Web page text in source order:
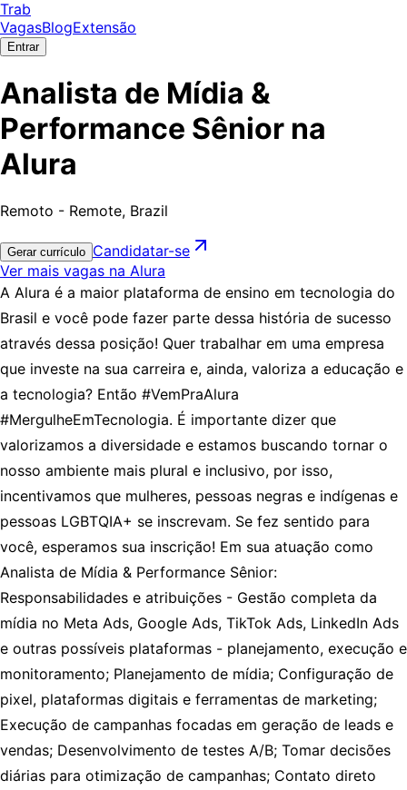
Trab
VagasBlogExtensão
Entrar
Analista de Mídia &
Performance Sênior na
Alura
Remoto - Remote, Brazil
Gerar currículo Candidatar-se
Ver mais vagas na Alura
A Alura é a maior plataforma de ensino em tecnologia do
Brasil e você pode fazer parte dessa história de sucesso
através dessa posição! Quer trabalhar em uma empresa
que investe na sua carreira e, ainda, valoriza a educação e
a tecnologia? Então #VemPraAlura
#MergulheEmTecnologia. É importante dizer que
valorizamos a diversidade e estamos buscando tornar o
nosso ambiente mais plural e inclusivo, por isso,
incentivamos que mulheres, pessoas negras e indígenas e
pessoas LGBTQIA+ se inscrevam. Se fez sentido para
você, esperamos sua inscrição! Em sua atuação como
Analista de Mídia & Performance Sênior:
Responsabilidades e atribuições - Gestão completa da
mídia no Meta Ads, Google Ads, TikTok Ads, LinkedIn Ads
e outras possíveis plataformas - planejamento, execução e
monitoramento; Planejamento de mídia; Configuração de
pixel, plataformas digitais e ferramentas de marketing;
Execução de campanhas focadas em geração de leads e
vendas; Desenvolvimento de testes A/B; Tomar decisões
diárias para otimização de campanhas; Contato direto